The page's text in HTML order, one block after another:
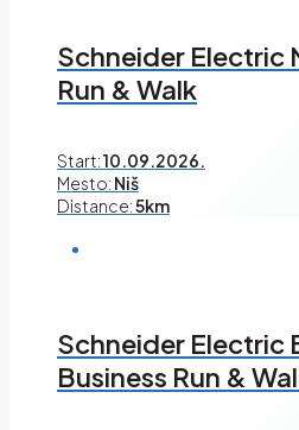
Schneider Electric
Run & Walk
Start:10.09.2026.
Mesto: Niš
Distance:5km
Schneider Electric
Business Run &